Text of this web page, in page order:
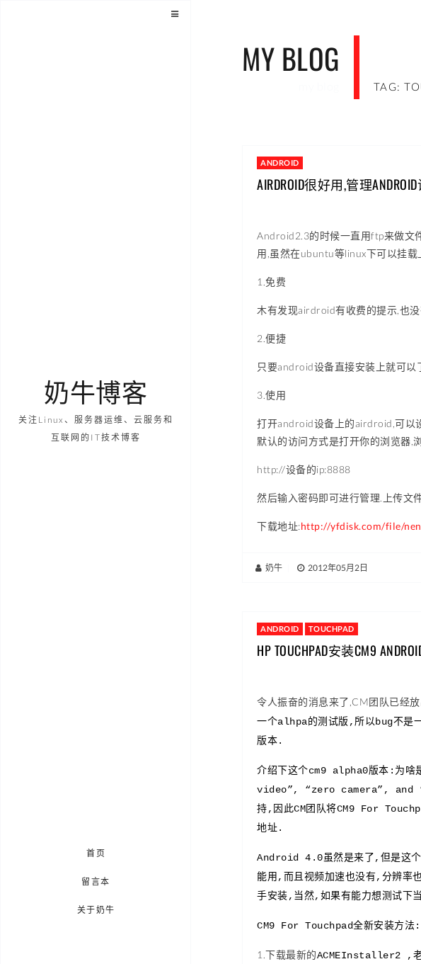
奶牛博客
关注Linux、服务器运维、云服务和
互联网的IT技术博客
首页
留言本
关于奶牛
MY BLOG
TAG:
ANDROID
AIRDROID很好用,管理
Android2.3的时候一直用ftp来做文
用,虽然在ubuntu等linux下可以挂
1.免费
木有发现airdroid有收费的提示,也
2.便捷
只要android设备直接安装上就可
3.使用
打开android设备上的airdroid,可以
默认的访问方式是打开你的浏览器,
http://设备的ip:8888
然后输入密码即可进行管理.上传文
下载地址:http://yfdisk.com/file/
奶牛 2012年05月2日
ANDROID TOUCHPAD
HP TOUCHPAD安装CM9
令人振奋的消息来了,CM团队已经
一个alhpa的测试版,所以bug不是
版本.
介绍下这个cm9 alpha0版本:为啥
video”, “zero camera”, and
持,因此CM团队将CM9 For
地址.
Android 4.0虽然是来了,但是这个
能用,而且视频加速也没有,分辨
手安装,当然,如果有能力想测试下
CM9 For Touchpad全新安装方法:
1.下载最新的ACMEInstaller2 ,老